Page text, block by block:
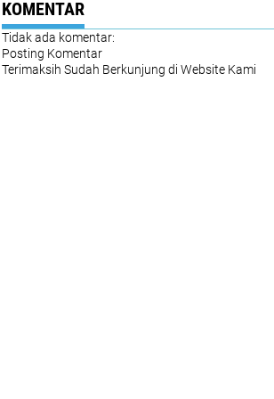
KOMENTAR
Tidak ada komentar:
Posting Komentar
Terimaksih Sudah Berkunjung di Website Kami